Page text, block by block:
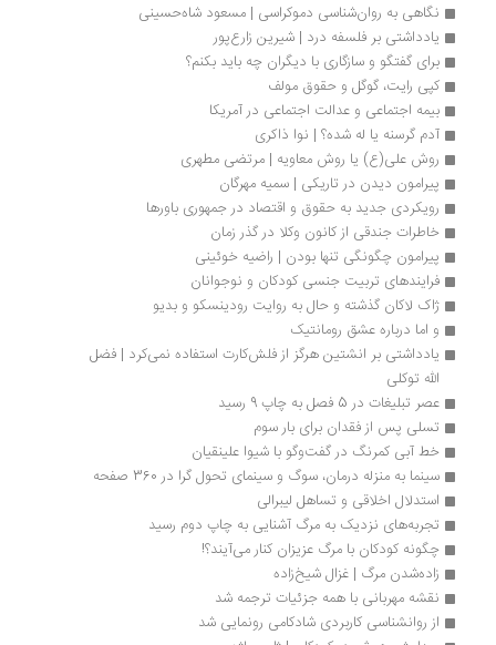
نگاهی به روان‌شناسی دموکراسی | مسعود شاه‏‌حسینی
یادداشتی بر فلسفه درد | ‌شیرین زارع‌پور
برای گفتگو و سازگاری با دیگران چه باید بکنم؟
کپی رایت، گوگل و حقوق مولف
بیمه اجتماعی و عدالت اجتماعی در آمریکا
آدم‌ گرسنه یا له شده؟ | نوا ذاکری
روش علی(ع) یا روش معاویه | مرتضی مطهری
پیرامون دیدن در تاریکی | سمیه مهرگان
رویکردی جدید به حقوق و اقتصاد در جمهوری باورها
خاطرات جندقی از کانون وکلا در گذر زمان
پیرامون چگونگی تنها بودن | راضیه خوئینی
فرايندهای تربیت جنسی کودکان و نوجوانان
ژاک لاکان گذشته و حال به روایت رودینسکو و بدیو
و اما درباره عشق رومانتیک
یادداشتی بر انشتین هرگز از فلش‌کارت استفاده نمی‌کرد | فضل
الله توکلی
عصر تبلیغات در 5 فصل به چاپ 9 رسید
تسلی پس از فقدان برای بار سوم
خط آبی کمرنگ در گفت‌وگو با شیوا علینقیان
سینما به منزله درمان، سوگ و سینمای تحول گرا در 360 صفحه
استدلال اخلاقی و تساهل لیبرالی
تجربه‌های نزدیک به مرگ آشنایی به چاپ دوم رسید
چگونه کودکان با مرگ عزیزان کنار می‌آیند؟!
زاده‌شدن مرگ | غزال شیخ‌زاده
نقشه مهربانی با همه جزئیات ترجمه شد
از روانشناسی کاربردی شادکامی رونمایی شد